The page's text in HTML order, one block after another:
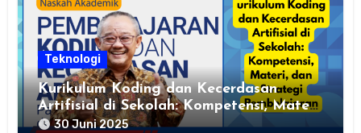
Teknologi
Kurikulum Koding dan Kecerdasan
Artifisial di Sekolah: Kompetensi, Materi,
dan Strategi Pembelajaran
30 Juni 2025